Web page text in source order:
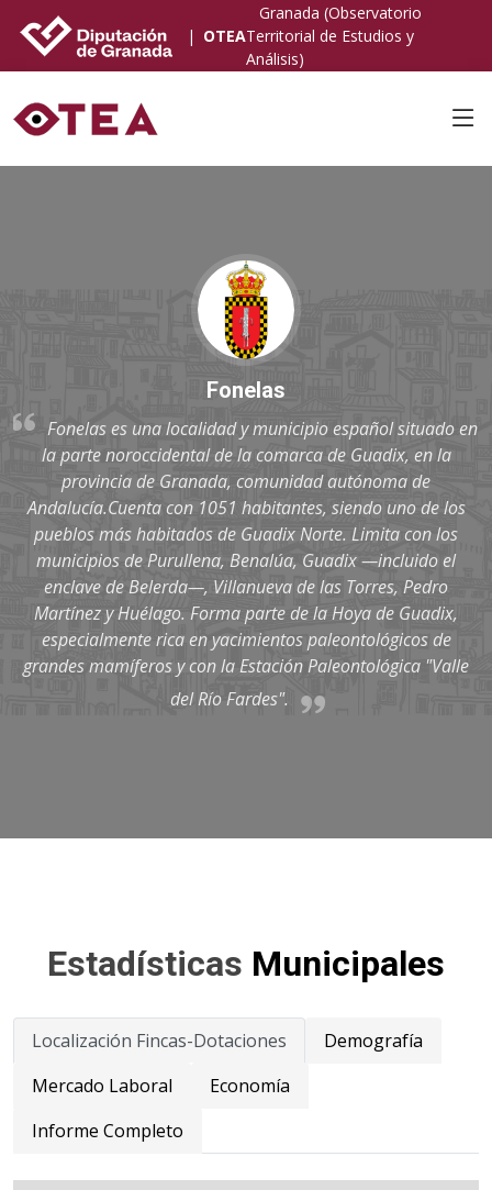
| OTEA
Granada (Observatorio
Territorial de Estudios y
Análisis)
Fonelas
Fonelas es una localidad y municipio español situado en
la parte noroccidental de la comarca de Guadix, en la
provincia de Granada, comunidad autónoma de
Andalucía.Cuenta con 1051 habitantes, siendo uno de los
pueblos más habitados de Guadix Norte. Limita con los
municipios de Purullena, Benalúa, Guadix —incluido el
enclave de Belerda—, Villanueva de las Torres, Pedro
Martínez y Huélago. Forma parte de la Hoya de Guadix,
especialmente rica en yacimientos paleontológicos de
grandes mamíferos y con la Estación Paleontológica "Valle
del Río Fardes".
Estadísticas Municipales
Localización Fincas-Dotaciones
Demografía
Mercado Laboral
Economía
Informe Completo